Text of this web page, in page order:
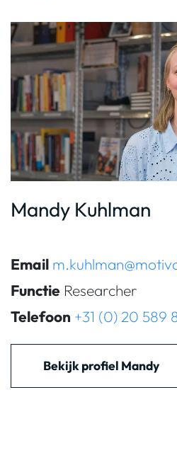
Mandy Kuhlman
Email
Functie Researcher
Telefoon +31 (0) 20 589
Bekijk profiel Mandy